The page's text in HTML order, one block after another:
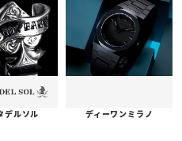
デルソル ディーワンミラノ